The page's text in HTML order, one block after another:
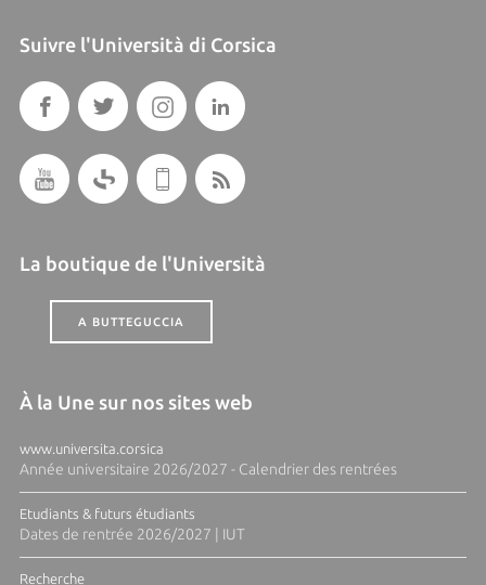
Suivre l'Università di Corsica
La boutique de l'Università
A BUTTEGUCCIA
À la Une sur nos sites web
www.universita.corsica
Année universitaire 2026/2027 - Calendrier des rentrées
Etudiants & futurs étudiants
Dates de rentrée 2026/2027 | IUT
Recherche